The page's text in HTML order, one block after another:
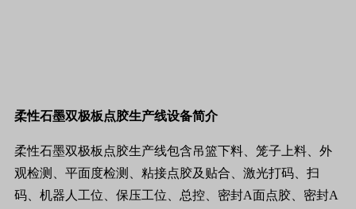
柔性石墨双极板点胶生产线设备简介
柔性石墨双极板点胶生产线包含吊篮下料、笼子上料、外
观检测、平面度检测、粘接点胶及贴合、激光打码、扫
码、机器人工位、保压工位、总控、密封A面点胶、密封A